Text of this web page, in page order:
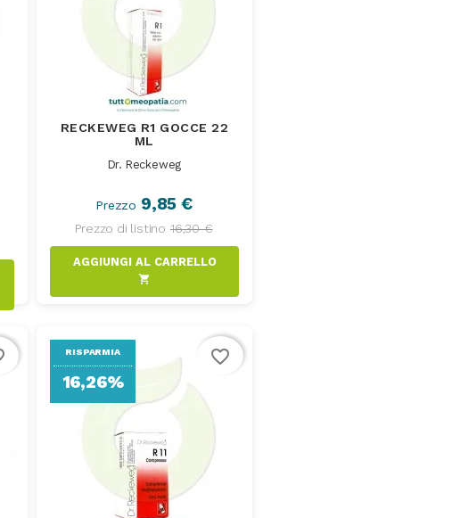
RECKEWEG R1 GOCCE 22
ML
Dr. Reckeweg
Prezzo 9,85 €
Prezzo di listino 16,30 €
AGGIUNGI AL CARRELLO
shopping_cart
RISPARMIA
16,26%
favorite_border